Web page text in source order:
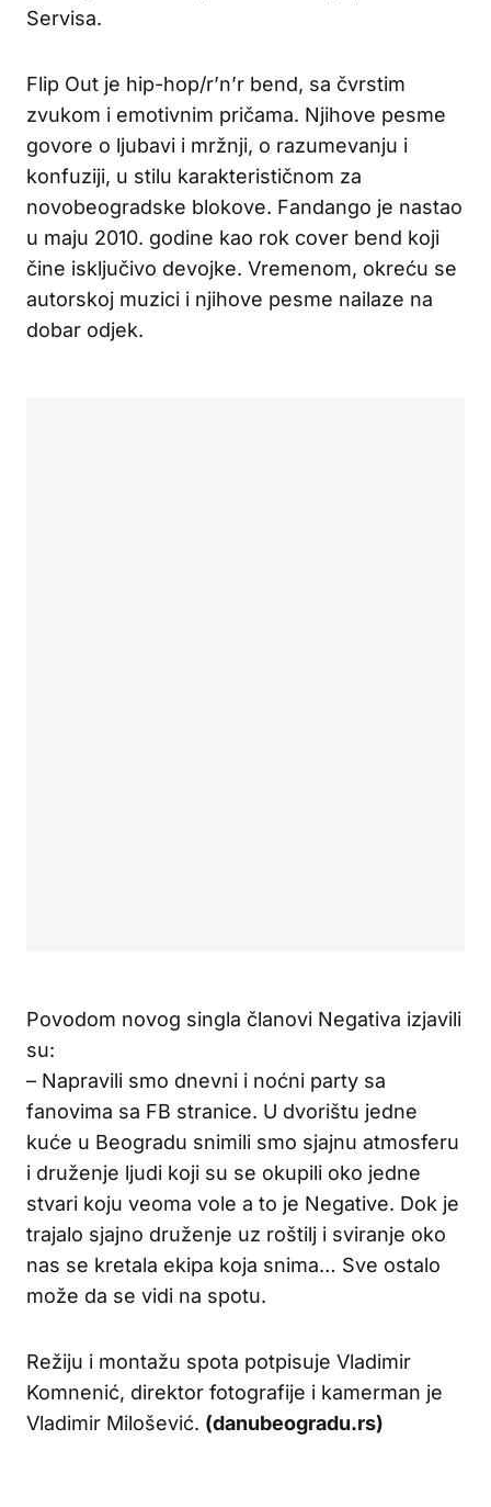
Servisa.
Flip Out je hip-hop/r’n’r bend, sa čvrstim
zvukom i emotivnim pričama. Njihove pesme
govore o ljubavi i mržnji, o razumevanju i
konfuziji, u stilu karakterističnom za
novobeogradske blokove. Fandango je nastao
u maju 2010. godine kao rok cover bend koji
čine isključivo devojke. Vremenom, okreću se
autorskoj muzici i njihove pesme nailaze na
dobar odjek.
Povodom novog singla članovi Negativa izjavili
su:
– Napravili smo dnevni i noćni party sa
fanovima sa FB stranice. U dvorištu jedne
kuće u Beogradu snimili smo sjajnu atmosferu
i druženje ljudi koji su se okupili oko jedne
stvari koju veoma vole a to je Negative. Dok je
trajalo sjajno druženje uz roštilj i sviranje oko
nas se kretala ekipa koja snima… Sve ostalo
može da se vidi na spotu.
Režiju i montažu spota potpisuje Vladimir
Komnenić, direktor fotografije i kamerman je
Vladimir Milošević. (danubeogradu.rs)